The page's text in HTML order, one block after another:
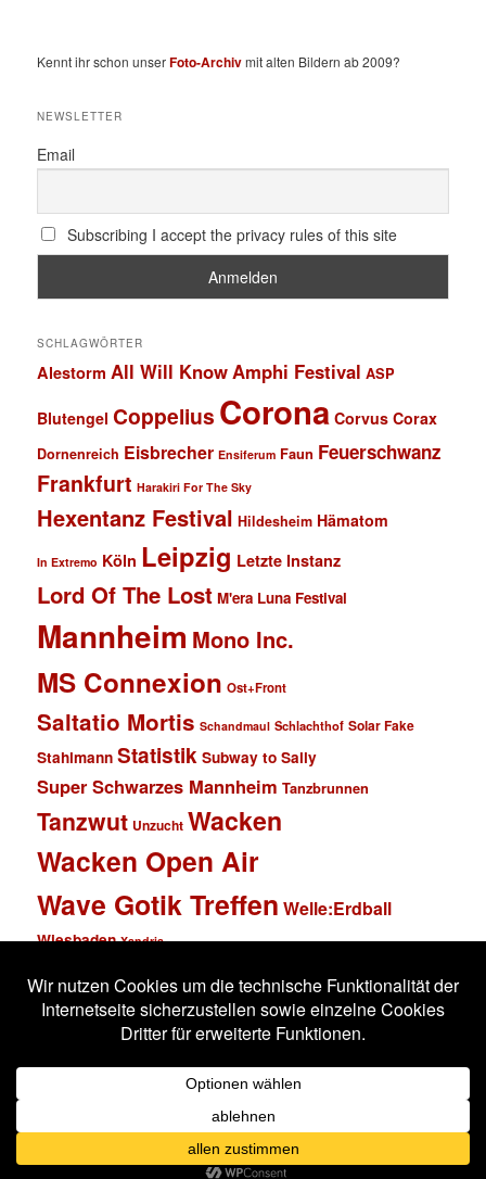
Kennt ihr schon unserFoto-Archivmit alten Bildern ab 2009?
NEWSLETTER
Email
Subscribing I accept the privacy rules of this site
SCHLAGWÖRTER
Alestorm All Will Know Amphi Festival ASP
Blutengel Coppelius Corona Corvus Corax
Dornenreich Eisbrecher Ensiferum Faun Feuerschwanz
Frankfurt Harakiri For The Sky
Hexentanz Festival Hildesheim Hämatom
In Extremo Köln Leipzig Letzte Instanz
Lord Of The Lost M'era Luna Festival
Mannheim Mono Inc.
MS Connexion Ost+Front
Saltatio Mortis Schandmaul Schlachthof Solar Fake
Stahlmann Statistik Subway to Sally
Super Schwarzes Mannheim Tanzbrunnen
Tanzwut Unzucht Wacken
Wacken Open Air
Wave Gotik Treffen Welle:Erdball
Wiesbaden Xandria
Impressum
Stolz präsentiert von WordPress